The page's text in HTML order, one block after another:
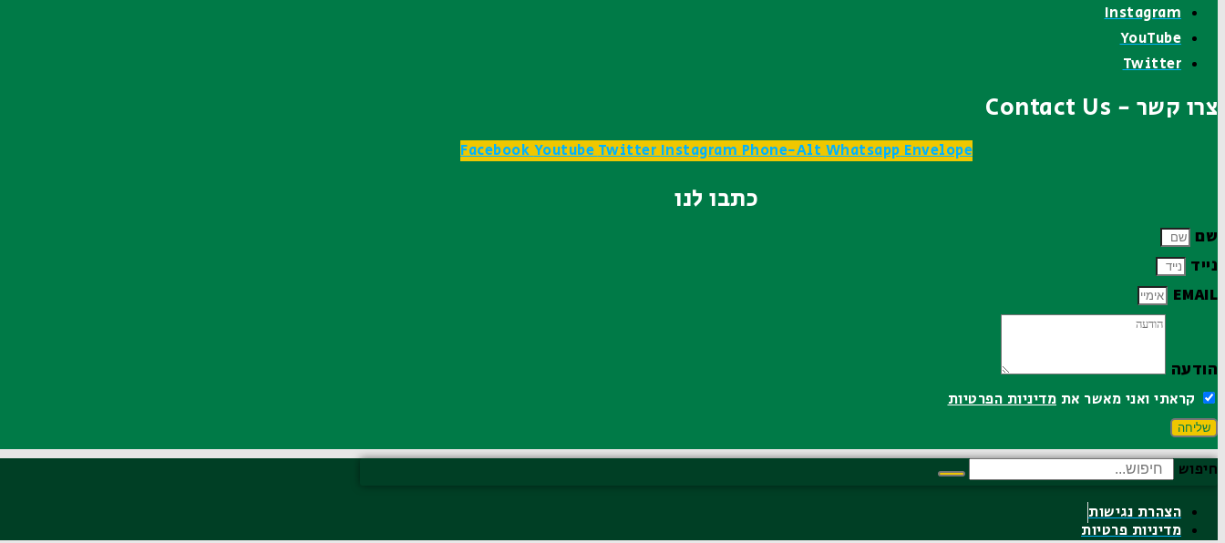
Instagram
YouTube
Twitter
צרו קשר - Contact Us
FacebookYoutubeTwitterInstagramPhone-AltWhatsappEnvelope
כתבו לנו
שם
נייד
EMAIL
הודעה
קראתי ואני מאשר את מדיניות הפרטיות
שליחה
חיפוש
הצהרת נגישות
מדיניות פרטיות